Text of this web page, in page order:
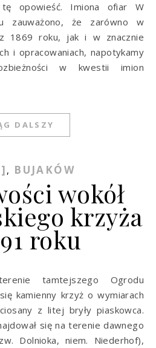
tę opowieść. Imiona ofiar W
zauważono, że zarówno w
1869 roku, jak i w znacznie
i opracowaniach, napotykamy
w kwestii imion
DALSZY
, BUJAKÓW
wokół
krzyża
roku
kamienny krzyż o wymiarach
z litej bryły piaskowca.
się na terenie dawnego
Dolnioka, niem. Niederhof),